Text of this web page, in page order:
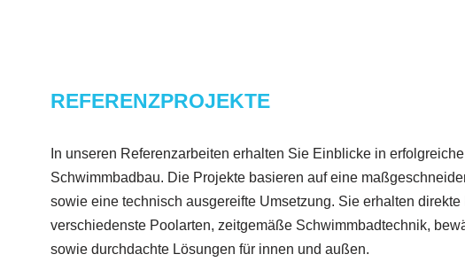
REFERENZPROJEKTE
In unseren Referenzarbeiten erhalten Sie Einblicke in
Schwimmbadbau. Die Projekte basieren auf eine
sowie eine technisch ausgereifte Umsetzung. Sie erhalten
verschiedenste Poolarten, zeitgemäße Schwimmbadtechnik,
sowie durchdachte Lösungen für innen und außen.